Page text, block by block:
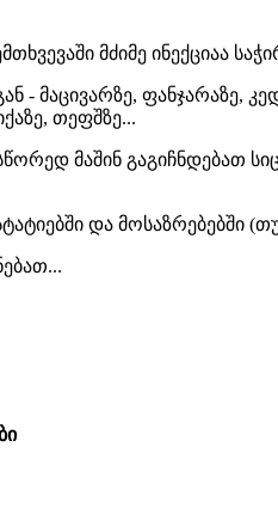
მძიმე ინექციაა
- მაცივარზე, ფანჯარაზე,
თეფშზე...
მაშინ გაგიჩნდებათ
და მოსაზრებებში